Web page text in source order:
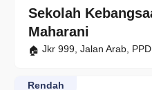
Sekolah
Maharani
Jkr 999, Jalan Arab,
Rendah